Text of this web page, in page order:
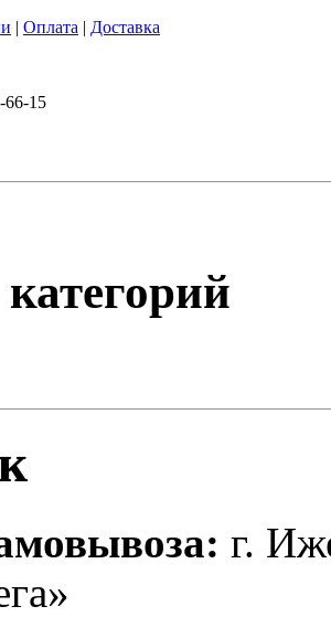
| Оплата | Доставка
66-15
г.